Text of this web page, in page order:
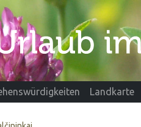
Landkarte